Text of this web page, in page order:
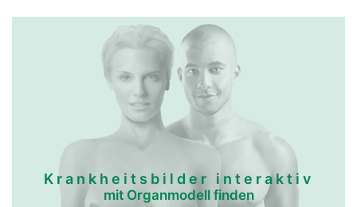
Krankheitsbilder interaktiv
mit Organmodell finden